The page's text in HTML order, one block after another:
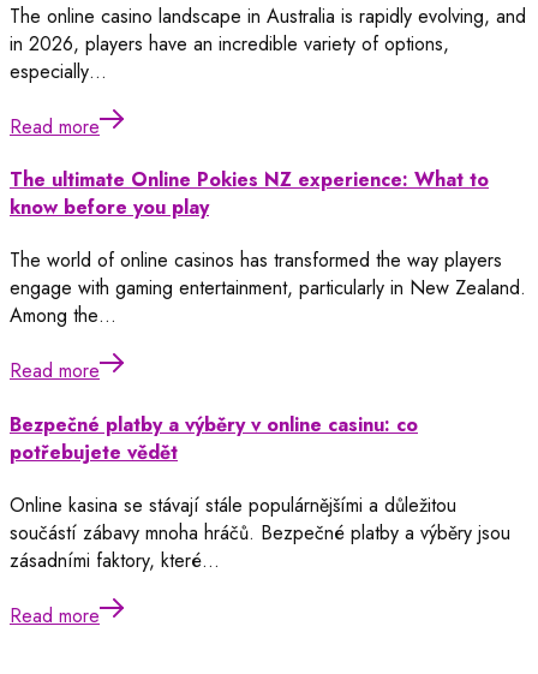
The online casino landscape in Australia is rapidly evolving, and
in 2026, players have an incredible variety of options,
especially…
Read more
The ultimate Online Pokies NZ experience: What to
know before you play
The world of online casinos has transformed the way players
engage with gaming entertainment, particularly in New Zealand.
Among the…
Read more
Bezpečné platby a výběry v online casinu: co
potřebujete vědět
Online kasina se stávají stále populárnějšími a důležitou
součástí zábavy mnoha hráčů. Bezpečné platby a výběry jsou
zásadními faktory, které…
Read more